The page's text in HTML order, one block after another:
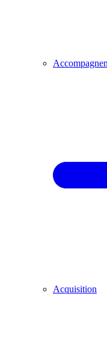
Acquisition